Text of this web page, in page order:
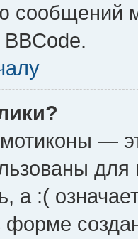
сообщений
—
а :(
форме